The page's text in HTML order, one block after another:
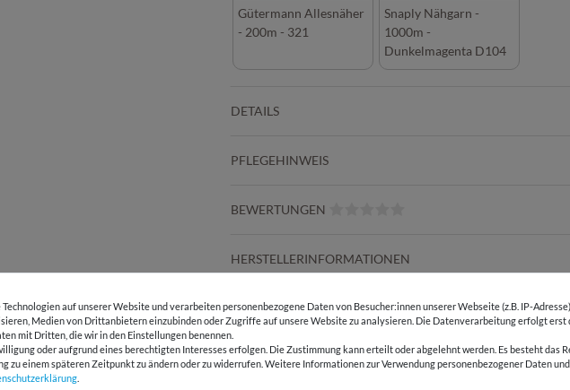
Gütermann Allesnäher
- 200m - 321
Snaply Nähgarn -
1000m -
Dunkelmagenta D104
DETAILS
PFLEGEHINWEIS
BEWERTUNGEN
HERSTELLERINFORMATIONEN
E-Mail Kundenservice
Antwort in 24h
Bewertungen
Über
auf unserer Website und verarbeiten personenbezogene Daten von Besucher:innen unserer Webseite (z.B. IP-
Medien von Drittanbietern einzubinden oder Zugriffe auf unsere Website zu analysieren. Die Datenverarbeitung erfolgt erst
mit Dritten, die wir in den Einstellungen benennen.
oder aufgrund eines berechtigten Interesses erfolgen. Die Zustimmung kann erteilt oder abgelehnt werden. Es besteht das
zu einem späteren Zeitpunkt zu ändern oder zu widerrufen. Weitere Informationen zur Verwendung personenbezogener Daten